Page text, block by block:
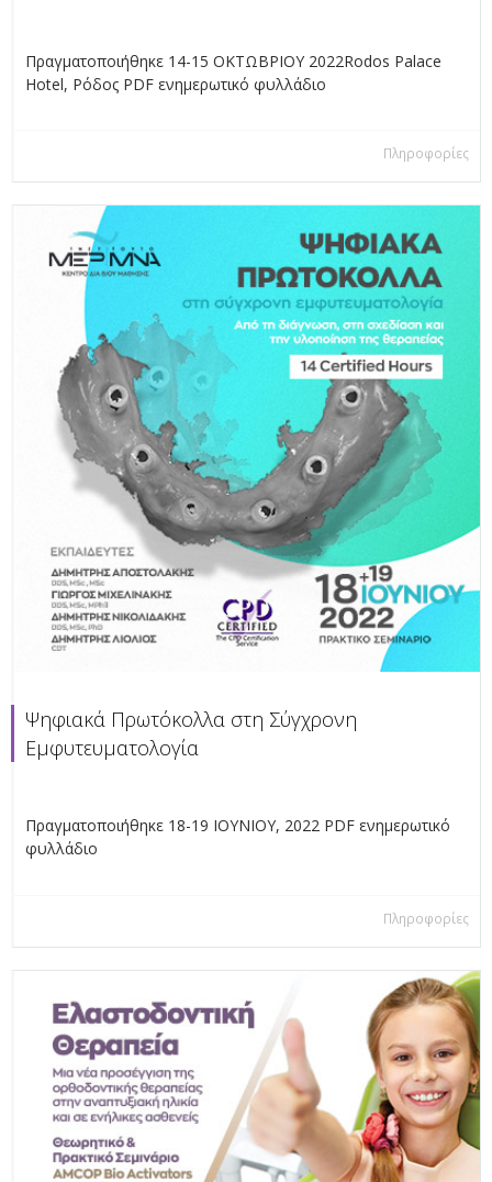
Πραγματοποιήθηκε 14-15 ΟΚΤΩΒΡΙΟΥ 2022Rodos Palace
Hotel, Ρόδος PDF ενημερωτικό φυλλάδιο
Πληροφορίες
Ψηφιακά Πρωτόκολλα στη Σύγχρονη
Εμφυτευματολογία
Πραγματοποιήθηκε 18-19 ΙΟΥΝΙΟΥ, 2022 PDF ενημερωτικό
φυλλάδιο
Πληροφορίες